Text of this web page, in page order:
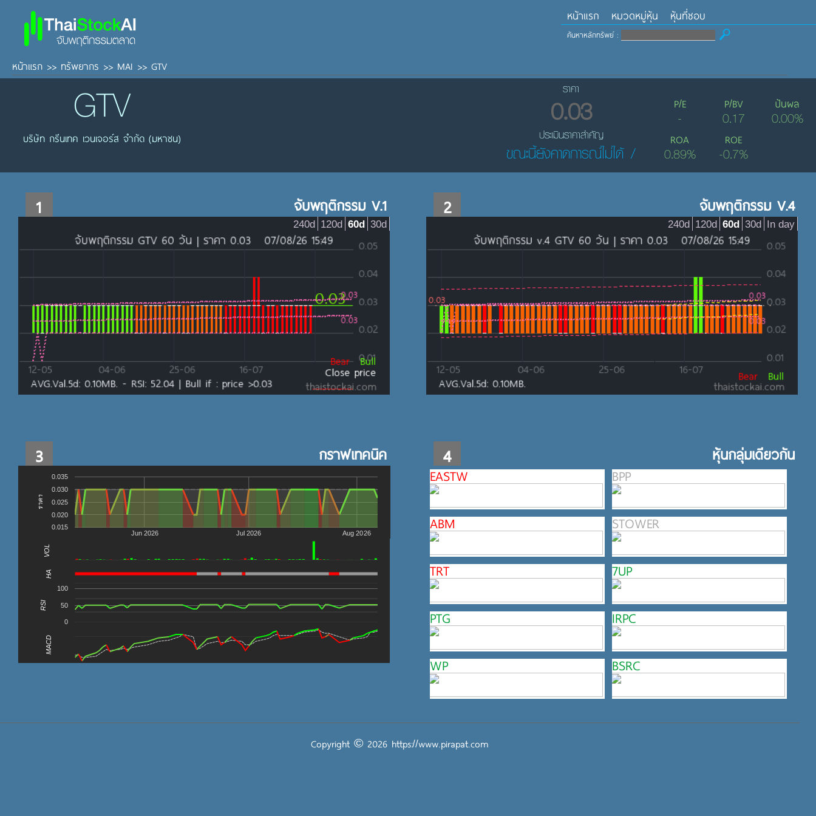
หน้าแรก หมวดหมู่หุ้น หุ้นที่ชอบ
ค้นหาหลักทรัพย์ :
หน้าแรก >> ทรัพยากร >> MAI >> GTV
GTV
บริษัท กรีนเทค เวนเจอร์ส จำกัด (มหาชน)
ราคา
0.03
ประเมินราคาสำคัญ
ขณะนี้ยังคาดการณ์ไม่ได้ /
P/E
-
P/BV
0.17
ปันผล
0.00%
ROA
0.89%
ROE
-0.7%
1 จับพฤติกรรม V.1
30d
60d
120d
240d
2 จับพฤติกรรม V.4
In day
30d
60d
120d
240d
3 กราฟเทคนิค
Jun 2026 Jul 2026 Aug 2026
0.015
0.020
0.025
0.030
0.035
ราคา
VOL
HA
0
50
100
RSI
MACD
4 หุ้นกลุ่มเดียวกัน
EASTW BPP
ABM STOWER
TRT 7UP
PTG IRPC
WP BSRC
Copyright © 2026 https://www.pirapat.com